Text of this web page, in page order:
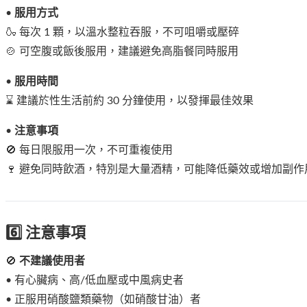
• 服用方式
🍶 每次 1 顆，以溫水整粒吞服，不可咀嚼或壓碎
🍲 可空腹或飯後服用，建議避免高脂餐同時服用
• 服用時間
⌛ 建議於性生活前約 30 分鐘使用，以發揮最佳效果
• 注意事項
🚫 每日限服用一次，不可重複使用
🍷 避免同時飲酒，特別是大量酒精，可能降低藥效或增加副作
6️⃣ 注意事項
🚫 不建議使用者
• 有心臟病、高/低血壓或中風病史者
• 正服用硝酸鹽類藥物（如硝酸甘油）者